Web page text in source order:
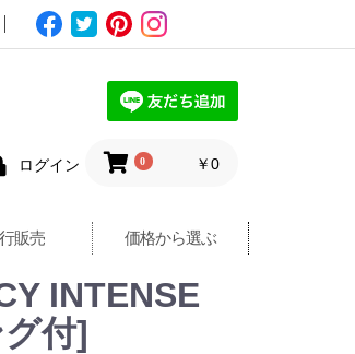
ログイン 0 ￥0
販売 価格から選ぶ
INTENSE
付]